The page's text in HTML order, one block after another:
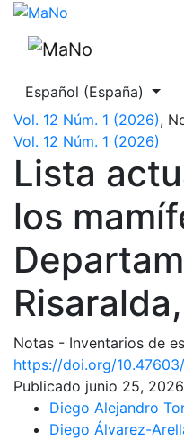
Lista actualizada de los
Cambiar el idioma. El
Español (España)
Vol. 12 Núm. 1 (2026),
Vol. 12 Núm. 1 (2026)
Lista
los
Notas - Inventarios de
https://doi.org/10.47603/
Publicado junio 25, 2026
Diego Alejandro
Diego Álvarez-